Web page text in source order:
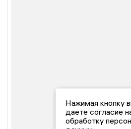
Нажимая кнопку
даете согласие
обработку